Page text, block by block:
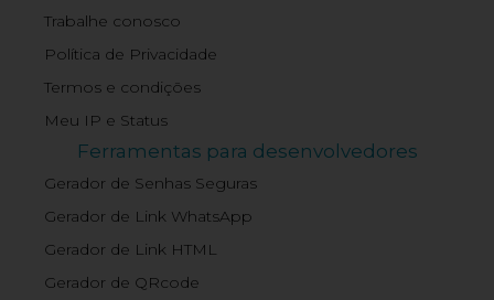
Trabalhe conosco
Política de Privacidade
Termos e condições
Meu IP e Status
Ferramentas para desenvolvedores
Gerador de Senhas Seguras
Gerador de Link WhatsApp
Gerador de Link HTML
Gerador de QRcode